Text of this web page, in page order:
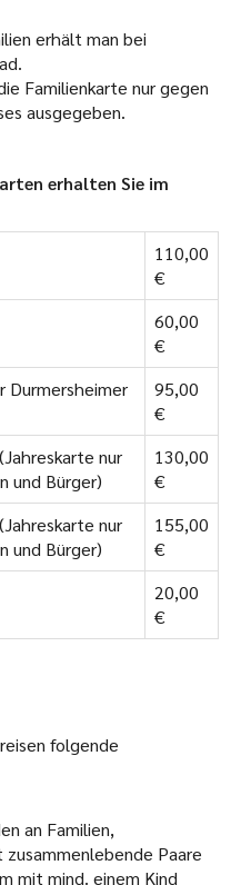
erhält man bei
Familienkarte nur gegen
ausgegeben.
erhalten Sie im
110,00
€
60,00
€
Durmersheimer
95,00
€
nur
und Bürger)
130,00
€
nur
und Bürger)
155,00
€
20,00
€
folgende
an Familien,
Paare
mit mind. einem Kind